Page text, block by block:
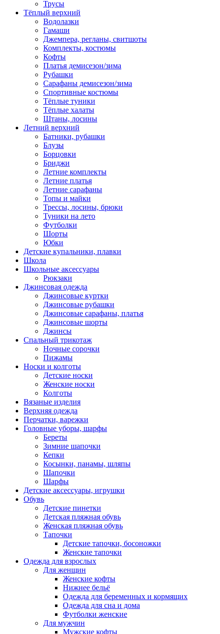
Трусы
Тёплый верхний
Водолазки
Гамаши
Джемпера, регланы, свитшоты
Комплекты, костюмы
Кофты
Платья демисезон/зима
Рубашки
Сарафаны демисезон/зима
Спортивные костюмы
Тёплые туники
Тёплые халаты
Штаны, лосины
Летний верхний
Батники, рубашки
Блузы
Борцовки
Бриджи
Летние комплекты
Летние платья
Летние сарафаны
Топы и майки
Трессы, лосины, брюки
Туники на лето
Футболки
Шорты
Юбки
Детские купальники, плавки
Школа
Школьные аксессуары
Рюкзаки
Джинсовая одежда
Джинсовые куртки
Джинсовые рубашки
Джинсовые сарафаны, платья
Джинсовые шорты
Джинсы
Спальный трикотаж
Ночные сорочки
Пижамы
Носки и колготы
Детские носки
Женские носки
Колготы
Вязаные изделия
Верхняя одежда
Перчатки, варежки
Головные уборы, шарфы
Береты
Зимние шапочки
Кепки
Косынки, панамы, шляпы
Шапочки
Шарфы
Детские аксессуары, игрушки
Обувь
Детские пинетки
Детская пляжная обувь
Женская пляжная обувь
Тапочки
Детские тапочки, босоножки
Женские тапочки
Одежда для взрослых
Для женщин
Женские кофты
Нижнее бельё
Одежда для беременных и кормящих
Одежда для сна и дома
Футболки женские
Для мужчин
Мужские кофты